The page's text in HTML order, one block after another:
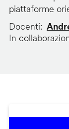
piattaforme
Docenti
In